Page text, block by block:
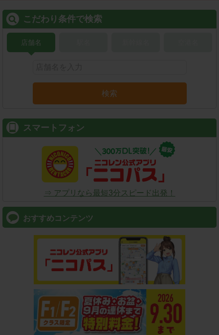
こだわり条件で検索
店舗名
検索
スマートフォン
⇒ アプリなら最短3分スピード出発！
おすすめコンテンツ